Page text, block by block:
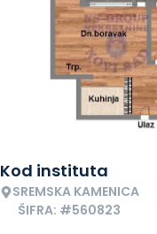
Kod instituta
SREMSKA KAMENICA
ŠIFRA: #560823